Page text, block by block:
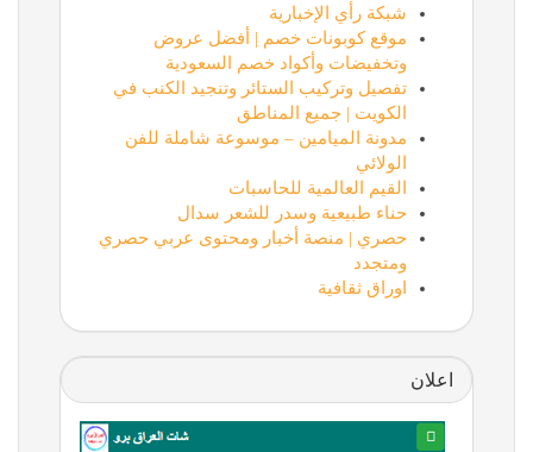
شبكة رأي الإخبارية
موقع كوبونات خصم | أفضل عروض
وتخفيضات وأكواد خصم السعودية
تفصيل وتركيب الستائر وتنجيد الكنب في
الكويت | جميع المناطق
مدونة الميامين – موسوعة شاملة للفن
الولائي
القيم العالمية للحاسبات
حناء طبيعية وسدر للشعر سدال
حصري | منصة أخبار ومحتوى عربي حصري
ومتجدد
اوراق ثقافية
اعلان